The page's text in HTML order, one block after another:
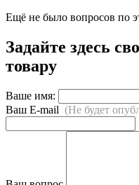
Ещё не было вопросов по
Задайте здесь
товару
Ваше имя:
Ваш E-mail (Не будет